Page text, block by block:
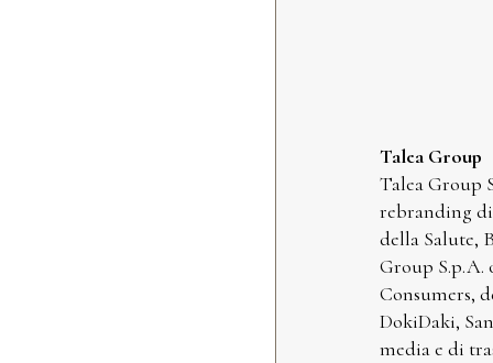
Talea Group
Talea Group
rebranding
della Salute,
Group S.p.A.
Consumers,
DokiDaki,
media e di